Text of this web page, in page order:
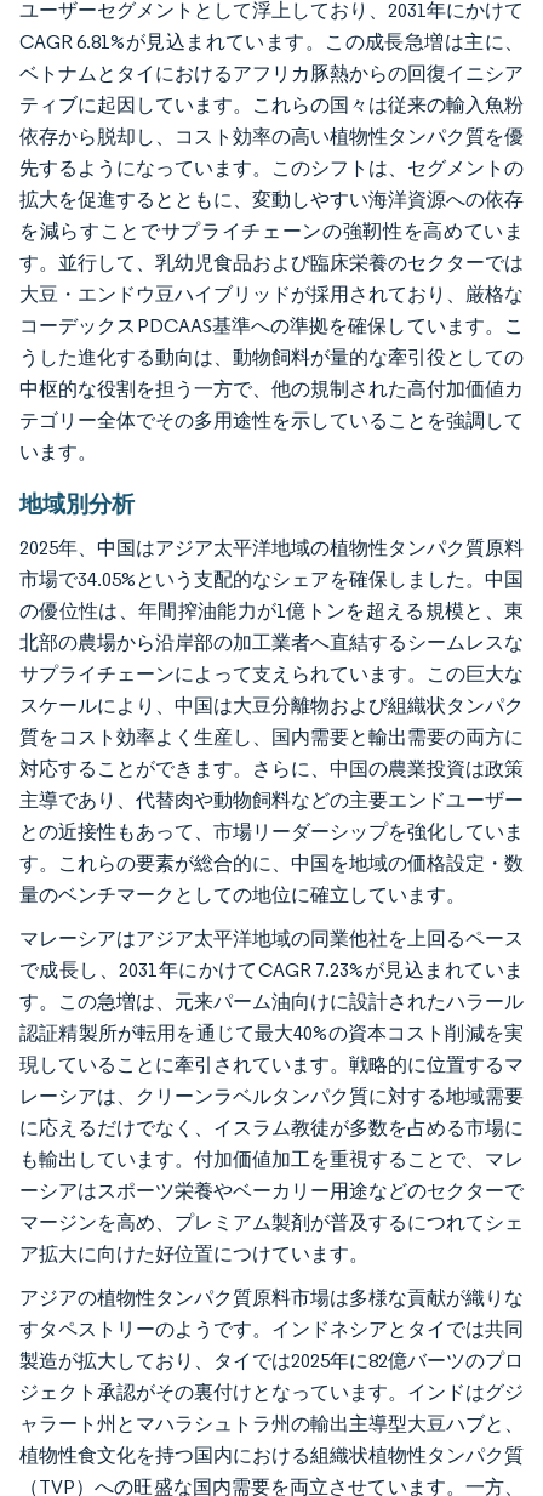
ユーザーセグメントとして浮上しており、2031年にかけて
CAGR 6.81%が見込まれています。この成長急増は主に、
ベトナムとタイにおけるアフリカ豚熱からの回復イニシア
ティブに起因しています。これらの国々は従来の輸入魚粉
依存から脱却し、コスト効率の高い植物性タンパク質を優
先するようになっています。このシフトは、セグメントの
拡大を促進するとともに、変動しやすい海洋資源への依存
を減らすことでサプライチェーンの強靭性を高めていま
す。並行して、乳幼児食品および臨床栄養のセクターでは
大豆・エンドウ豆ハイブリッドが採用されており、厳格な
コーデックスPDCAAS基準への準拠を確保しています。こ
うした進化する動向は、動物飼料が量的な牽引役としての
中枢的な役割を担う一方で、他の規制された高付加価値カ
テゴリー全体でその多用途性を示していることを強調して
います。
地域別分析
2025年、中国はアジア太平洋地域の植物性タンパク質原料
市場で34.05%という支配的なシェアを確保しました。中国
の優位性は、年間搾油能力が1億トンを超える規模と、東
北部の農場から沿岸部の加工業者へ直結するシームレスな
サプライチェーンによって支えられています。この巨大な
スケールにより、中国は大豆分離物および組織状タンパク
質をコスト効率よく生産し、国内需要と輸出需要の両方に
対応することができます。さらに、中国の農業投資は政策
主導であり、代替肉や動物飼料などの主要エンドユーザー
との近接性もあって、市場リーダーシップを強化していま
す。これらの要素が総合的に、中国を地域の価格設定・数
量のベンチマークとしての地位に確立しています。
マレーシアはアジア太平洋地域の同業他社を上回るペース
で成長し、2031年にかけてCAGR 7.23%が見込まれていま
す。この急増は、元来パーム油向けに設計されたハラール
認証精製所が転用を通じて最大40%の資本コスト削減を実
現していることに牽引されています。戦略的に位置するマ
レーシアは、クリーンラベルタンパク質に対する地域需要
に応えるだけでなく、イスラム教徒が多数を占める市場に
も輸出しています。付加価値加工を重視することで、マレ
ーシアはスポーツ栄養やベーカリー用途などのセクターで
マージンを高め、プレミアム製剤が普及するにつれてシェ
ア拡大に向けた好位置につけています。
アジアの植物性タンパク質原料市場は多様な貢献が織りな
すタペストリーのようです。インドネシアとタイでは共同
製造が拡大しており、タイでは2025年に82億バーツのプロ
ジェクト承認がその裏付けとなっています。インドはグジ
ャラート州とマハラシュトラ州の輸出主導型大豆ハブと、
植物性食文化を持つ国内における組織状植物性タンパク質
（TVP）への旺盛な国内需要を両立させています。一方、